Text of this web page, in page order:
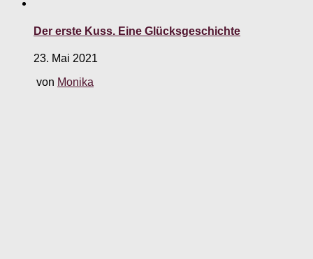
Der erste Kuss. Eine Glücksgeschichte
23. Mai 2021
von Monika